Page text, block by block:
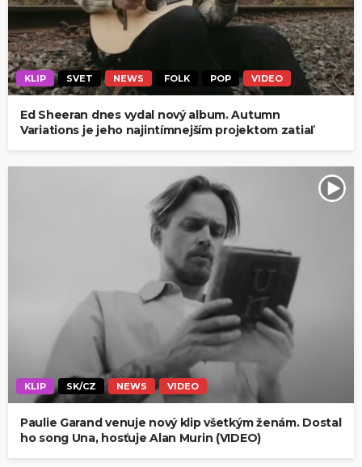
KLIP SVET NEWS FOLK POP VIDEO
Ed Sheeran dnes vydal nový album. Autumn
Variations je jeho najintímnejším projektom zatiaľ
KLIP SK/CZ NEWS VIDEO
Paulie Garand venuje nový klip všetkým ženám. Dostal
ho song Una, hosťuje Alan Murin (VIDEO)